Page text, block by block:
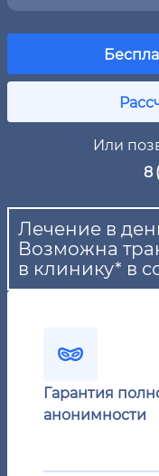
Или
8
Лечение в
Возможна
в клинику* в
Гарантия
анонимности